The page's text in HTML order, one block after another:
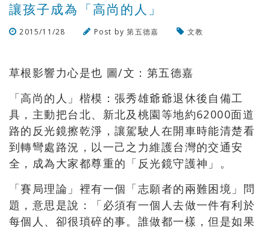
讓孩子成為「高尚的人」
2015/11/28 Post by第五德嘉
文教
草根影響力心是也 圖/文：第五德嘉
「高尚的人」楷模：張秀雄爺爺退休後自備工
具，主動把台北、新北及桃園等地約62000面道
路的反光鏡擦乾淨，讓駕駛人在開車時能清楚看
到轉彎處路況，以一己之力維護台灣的交通安
全，成為大家都尊重的「反光鏡守護神」。
「賽局理論」裡有一個「志願者的兩難困境」問
題，意思是說：「必須有一個人去做一件有利於
每個人、卻很瑣碎的事。誰做都一樣，但是如果